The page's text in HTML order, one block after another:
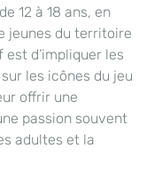
12 à 18 ans, en
jeunes du territoire
est d’impliquer les
les icônes du jeu
offrir une
passion souvent
adultes et la